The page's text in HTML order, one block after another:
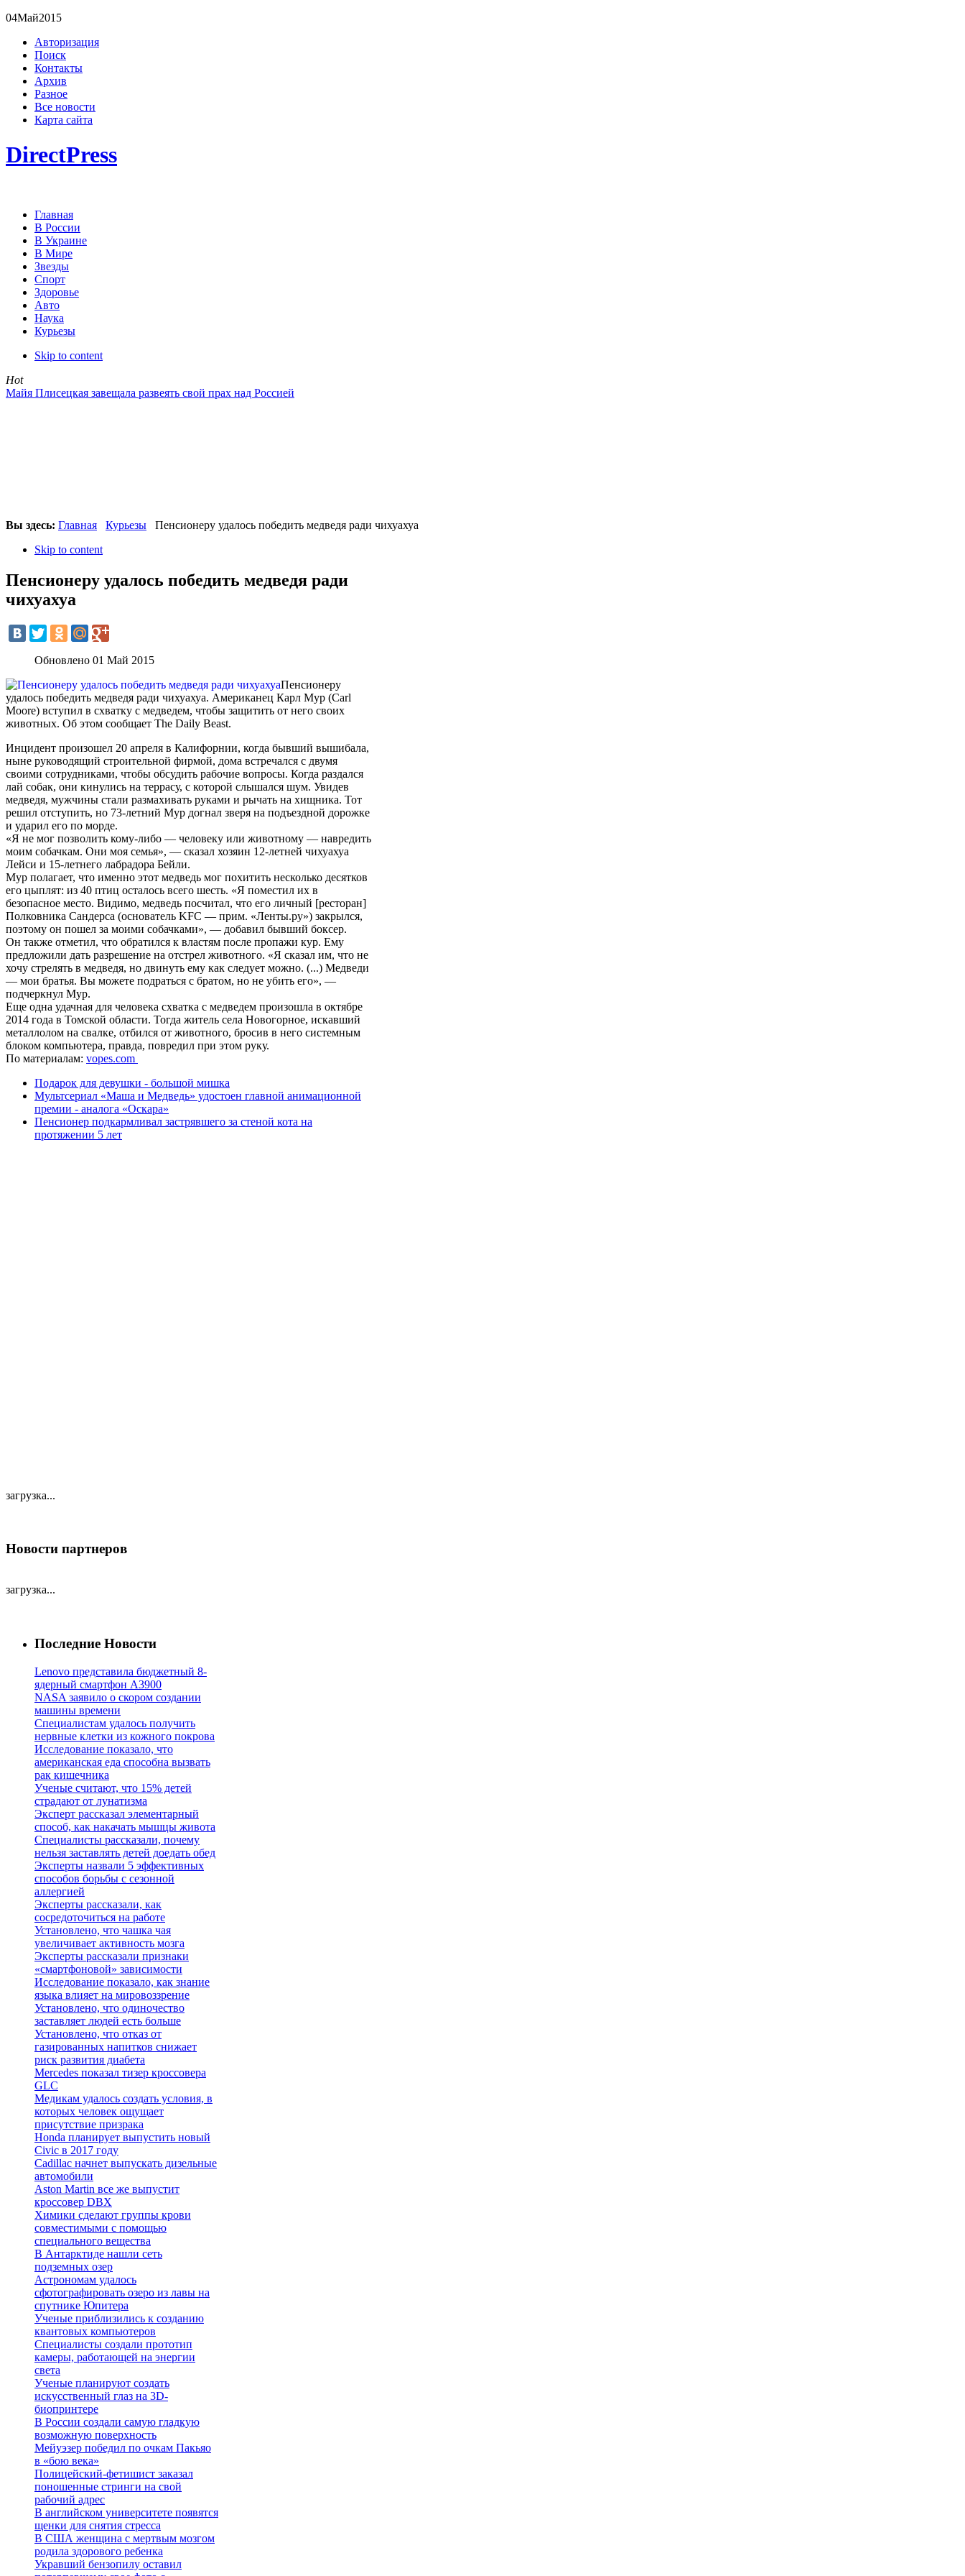
04Май2015
Авторизация
Поиск
Контакты
Архив
Разное
Все новости
Карта сайта
DirectPress
Главная
В России
В Украине
В Мире
Звезды
Спорт
Здоровье
Авто
Наука
Курьезы
Skip to content
Hot
Майя Плисецкая завещала развеять свой прах над Россией
Вы здесь: Главная Курьезы
Пенсионеру удалось победить медведя ради чихуахуа
Skip to content
Пенсионеру удалось победить медведя ради
чихуахуа
Обновлено 01 Май 2015
Пенсионеру
удалось победить медведя ради чихуахуа. Американец Карл Мур (Carl
Moore) вступил в схватку с медведем, чтобы защитить от него своих
животных. Об этом сообщает The Daily Beast.
Инцидент произошел 20 апреля в Калифорнии, когда бывший вышибала,
ныне руководящий строительной фирмой, дома встречался с двумя
своими сотрудниками, чтобы обсудить рабочие вопросы. Когда раздался
лай собак, они кинулись на террасу, с которой слышался шум. Увидев
медведя, мужчины стали размахивать руками и рычать на хищника. Тот
решил отступить, но 73-летний Мур догнал зверя на подъездной дорожке
и ударил его по морде.
«Я не мог позволить кому-либо — человеку или животному — навредить
моим собачкам. Они моя семья», — сказал хозяин 12-летней чихуахуа
Лейси и 15-летнего лабрадора Бейли.
Мур полагает, что именно этот медведь мог похитить несколько десятков
его цыплят: из 40 птиц осталось всего шесть. «Я поместил их в
безопасное место. Видимо, медведь посчитал, что его личный [ресторан]
Полковника Сандерса (основатель KFC — прим. «Ленты.ру») закрылся,
поэтому он пошел за моими собачками», — добавил бывший боксер.
Он также отметил, что обратился к властям после пропажи кур. Ему
предложили дать разрешение на отстрел животного. «Я сказал им, что не
хочу стрелять в медведя, но двинуть ему как следует можно. (...) Медведи
— мои братья. Вы можете подраться с братом, но не убить его», —
подчеркнул Мур.
Еще одна удачная для человека схватка с медведем произошла в октябре
2014 года в Томской области. Тогда житель села Новогорное, искавший
металлолом на свалке, отбился от животного, бросив в него системным
блоком компьютера, правда, повредил при этом руку.
По материалам: vopes.com
Подарок для девушки - большой мишка
Мультсериал «Маша и Медведь» удостоен главной анимационной
премии - аналога «Оскара»
Пенсионер подкармливал застрявшего за стеной кота на
протяжении 5 лет
загрузка...
Новости партнеров
загрузка...
Последние Новости
Lenovo представила бюджетный 8-
ядерный смартфон A3900
NASA заявило о скором создании
машины времени
Специалистам удалось получить
нервные клетки из кожного покрова
Исследование показало, что
американская еда способна вызвать
рак кишечника
Ученые считают, что 15% детей
страдают от лунатизма
Эксперт рассказал элементарный
способ, как накачать мышцы живота
Специалисты рассказали, почему
нельзя заставлять детей доедать обед
Эксперты назвали 5 эффективных
способов борьбы с сезонной
аллергией
Эксперты рассказали, как
сосредоточиться на работе
Установлено, что чашка чая
увеличивает активность мозга
Эксперты рассказали признаки
«смартфоновой» зависимости
Исследование показало, как знание
языка влияет на мировоззрение
Установлено, что одиночество
заставляет людей есть больше
Установлено, что отказ от
газированных напитков снижает
риск развития диабета
Mercedes показал тизер кроссовера
GLC
Медикам удалось создать условия, в
которых человек ощущает
присутствие призрака
Honda планирует выпустить новый
Civic в 2017 году
Cadillac начнет выпускать дизельные
автомобили
Aston Martin все же выпустит
кроссовер DBX
Химики сделают группы крови
совместимыми с помощью
специального вещества
В Антарктиде нашли сеть
подземных озер
Астрономам удалось
сфотографировать озеро из лавы на
спутнике Юпитера
Ученые приблизились к созданию
квантовых компьютеров
Специалисты создали прототип
камеры, работающей на энергии
света
Ученые планируют создать
искусственный глаз на 3D-
биопринтере
В России создали самую гладкую
возможную поверхность
Мейуэзер победил по очкам Пакьяо
в «бою века»
Полицейский-фетишист заказал
поношенные стринги на свой
рабочий адрес
В английском университете появятся
щенки для снятия стресса
В США женщина с мертвым мозгом
родила здорового ребенка
Укравший бензопилу оставил